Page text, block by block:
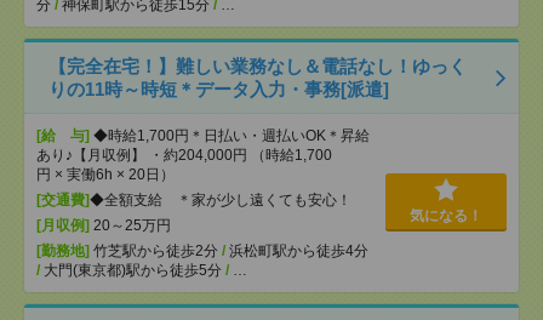
分 / 神保町駅から徒歩15分 / …
【完全在宅！】難しい業務なし＆電話なし！ゆっく
りの11時～時短＊データ入力・事務[派遣]
[給 与] ◆時給1,700円＊日払い・週払いOK＊昇給
あり♪【月収例】 ・約204,000円 （時給1,700
円 × 実働6h × 20日）
[交通費]◆全額支給 ＊家が少し遠くても安心！
[月収例] 20～25万円
[勤務地] 竹芝駅から徒歩2分 / 浜松町駅から徒歩4分
/ 大門(東京都)駅から徒歩5分 / …
気になる！